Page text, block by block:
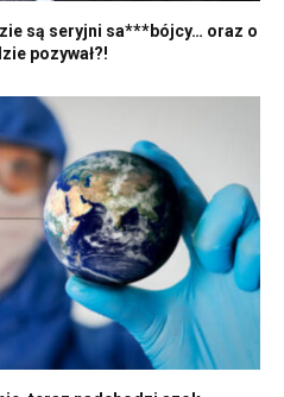
są seryjni sa***bójcy… oraz o
pozywał?!